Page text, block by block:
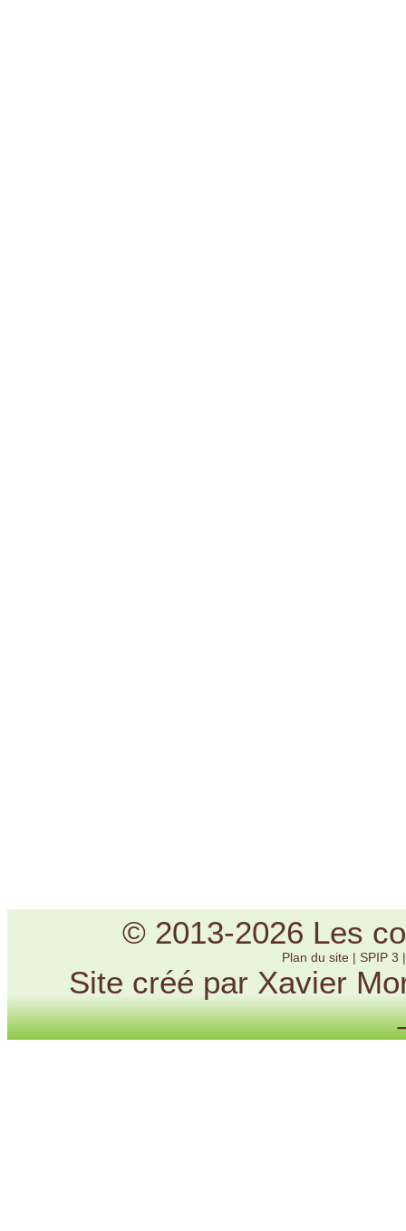
© 2013-2026 Les
Plan du site | SPIP 3
Site créé par Xavier